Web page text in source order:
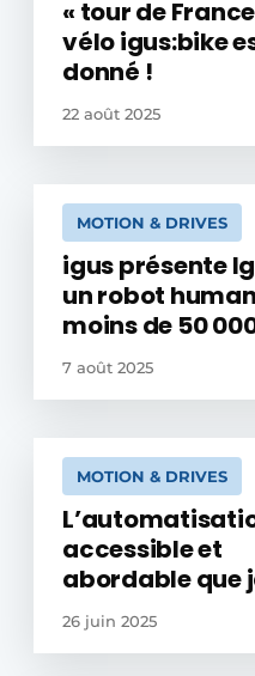
« tour de
vélo igus:bike
donné !
22 août 2025
MOTION & DRIVES
igus présente
un robot
moins de 50
7 août 2025
MOTION & DRIVES
accessible et
abordable que
26 juin 2025